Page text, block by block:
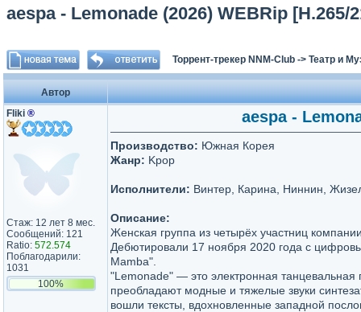
aespa - Lemonade (2026) WEBRip [H.265/
Торрент-трекер NNM-Club -> Театр и
Автор
Fliki ®
Стаж: 12 лет 8 мес.
Сообщений: 121
Ratio: 572.574
Поблагодарили:
1031
100%
aespa -
Производство: Южная Корея
Жанр: Kpop
Исполнители: Винтер, Карина, Ниннин,
Описание:
Женская группа из четырёх участниц
Дебютировали 17 ноября 2020 года с
Mamba".
"Lemonade" — это электронная танцевальная
преобладают модные и тяжелые звуки
вошли тексты, вдохновленные западной